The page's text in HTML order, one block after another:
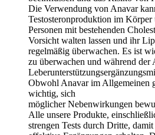
Die Verwendung von Anavar
Testosteronproduktion im Körper
Personen mit bestehenden
Vorsicht walten lassen und ihr
regelmäßig überwachen. Es ist
zu überwachen und während
Obwohl Anavar im Allgemeinen
wichtig, sich
möglicher Nebenwirkungen
Alle unsere Produkte,
strengen Tests durch Dritte,